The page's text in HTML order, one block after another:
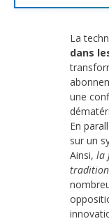
La
dans
une
En
sur un
Ainsi, la